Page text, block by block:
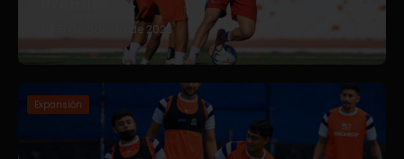
5 de agosto de 2026
Expansión